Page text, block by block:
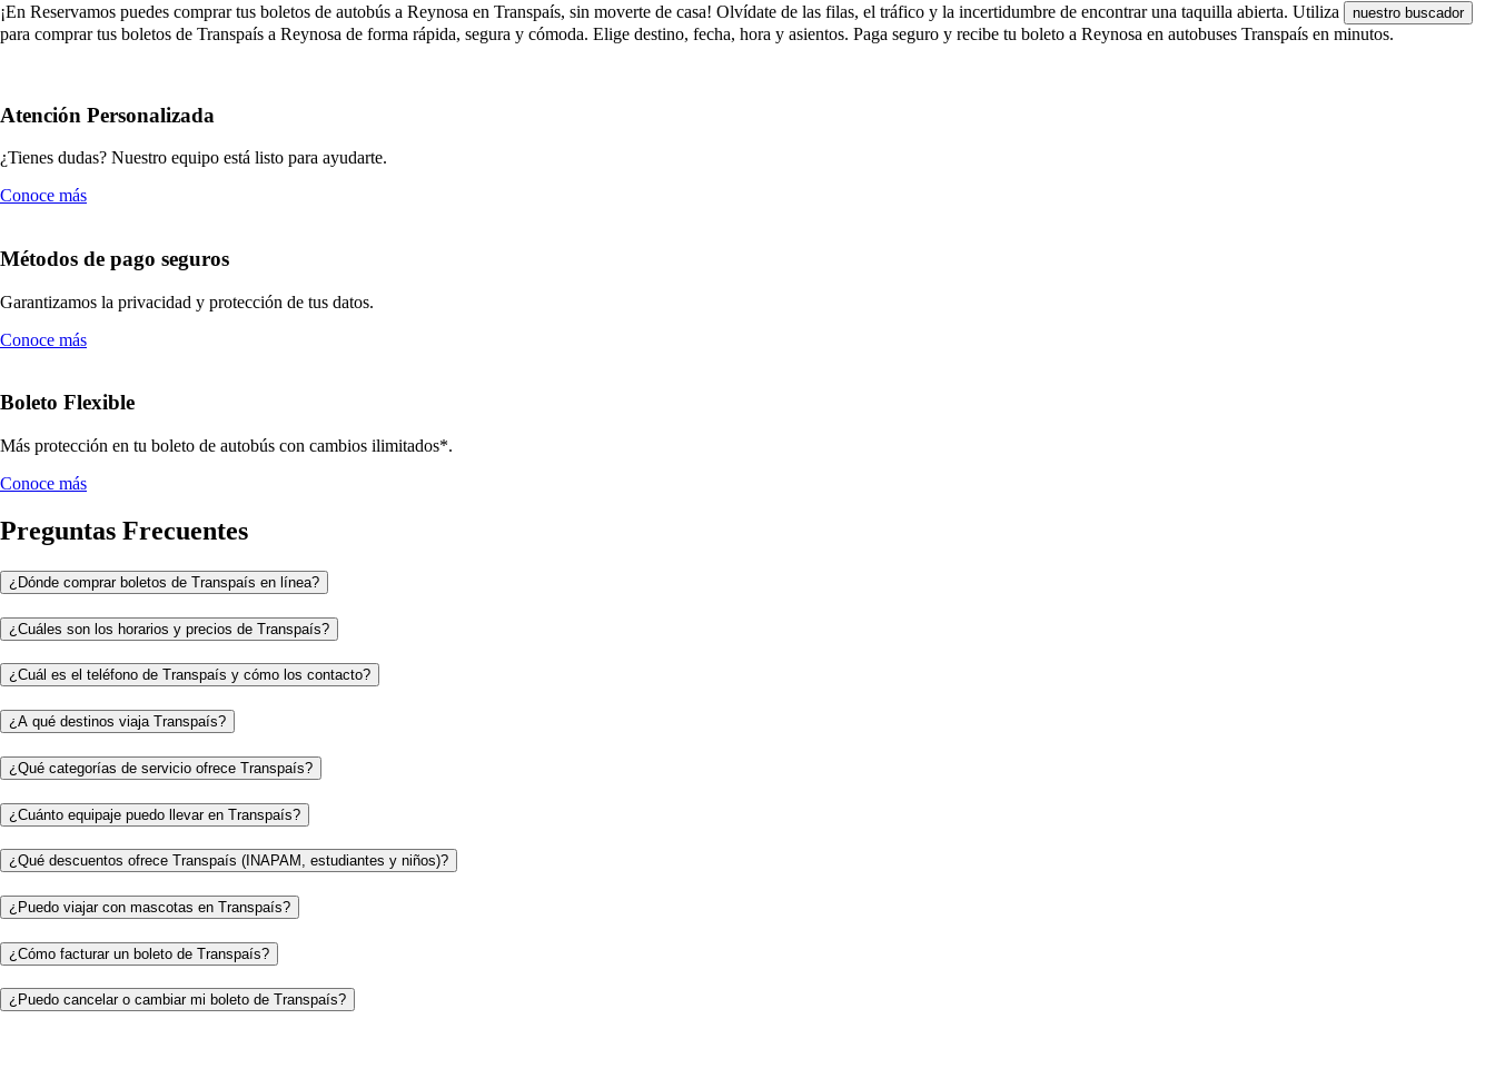
¡En Reservamos puedes comprar tus boletos de autobús a Reynosa en Transpaís, sin moverte de casa! Olvídate de las filas, el tráfico y la incertidumbre de encontrar una taquilla abierta. Utiliza nuestro buscador
para comprar tus boletos de Transpaís a Reynosa de forma rápida, segura y cómoda. Elige destino, fecha, hora y asientos. Paga seguro y recibe tu boleto a Reynosa en autobuses Transpaís en minutos.
Atención Personalizada
¿Tienes dudas? Nuestro equipo está listo para ayudarte.
Conoce más
Métodos de pago seguros
Garantizamos la privacidad y protección de tus datos.
Conoce más
Boleto Flexible
Más protección en tu boleto de autobús con cambios ilimitados*.
Conoce más
Preguntas Frecuentes
¿Dónde comprar boletos de Transpaís en línea?
¿Cuáles son los horarios y precios de Transpaís?
¿Cuál es el teléfono de Transpaís y cómo los contacto?
¿A qué destinos viaja Transpaís?
¿Qué categorías de servicio ofrece Transpaís?
¿Cuánto equipaje puedo llevar en Transpaís?
¿Qué descuentos ofrece Transpaís (INAPAM, estudiantes y niños)?
¿Puedo viajar con mascotas en Transpaís?
¿Cómo facturar un boleto de Transpaís?
¿Puedo cancelar o cambiar mi boleto de Transpaís?